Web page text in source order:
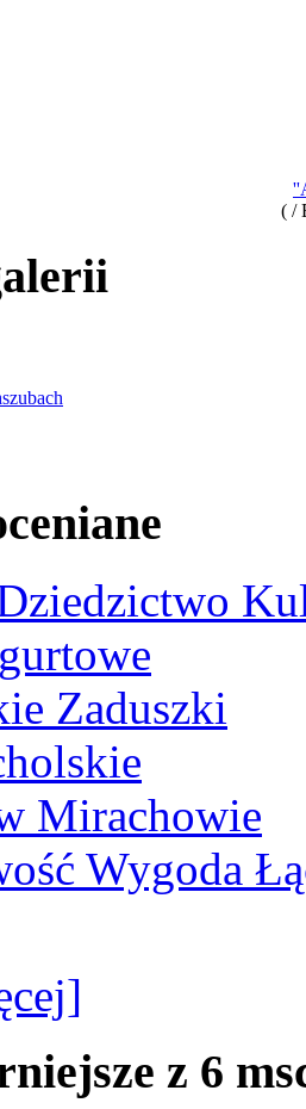
( /
Zaduszki
Mirachowie
Wygoda
z 6